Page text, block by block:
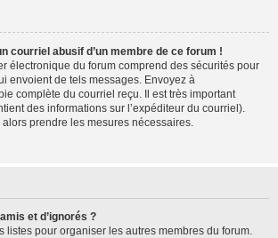
courriel abusif d’un membre de ce forum !
électronique du forum comprend des sécurités pour
envoient de tels messages. Envoyez à
complète du courriel reçu. Il est très important
des informations sur l’expéditeur du courriel).
alors prendre les mesures nécessaires.
et d’ignorés ?
listes pour organiser les autres membres du forum.